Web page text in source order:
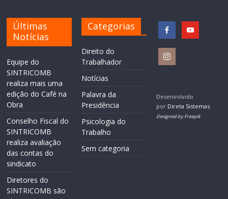
Últimas
Notícias
Equipe do
SINTRICOMB
realiza mais uma
edição do Café na
Obra
Conselho Fiscal do
SINTRICOMB
realiza avaliação
das contas do
sindicato
Diretores do
SINTRICOMB são
Categorias
Direito do
Trabalhador
Notícias
Palavra da
Presidência
Psicologia do
Trabalho
Sem categoria
Desenvolvido
por Direta Sistemas.
Designed by Freepik